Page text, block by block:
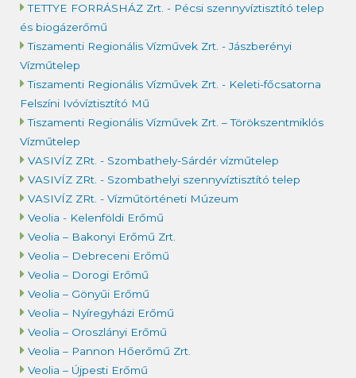
TETTYE FORRÁSHÁZ Zrt. - Pécsi szennyvíztisztító telep
és biogázerőmű
Tiszamenti Regionális Vízművek Zrt. - Jászberényi
Vízműtelep
Tiszamenti Regionális Vízművek Zrt. - Keleti-főcsatorna
Felszíni Ivóvíztisztító Mű
Tiszamenti Regionális Vízművek Zrt. – Törökszentmiklós
Vízműtelep
VASIVÍZ ZRt. - Szombathely-Sárdér vízműtelep
VASIVÍZ ZRt. - Szombathelyi szennyvíztisztító telep
VASIVÍZ ZRt. - Vízműtörténeti Múzeum
Veolia - Kelenföldi Erőmű
Veolia – Bakonyi Erőmű Zrt.
Veolia – Debreceni Erőmű
Veolia – Dorogi Erőmű
Veolia – Gönyűi Erőmű
Veolia – Nyíregyházi Erőmű
Veolia – Oroszlányi Erőmű
Veolia – Pannon Hőerőmű Zrt.
Veolia – Újpesti Erőmű